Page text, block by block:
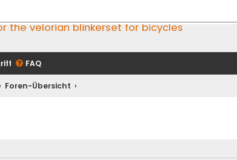
the velorian blinkerset for bicycles
FAQ
Foren-Übersicht